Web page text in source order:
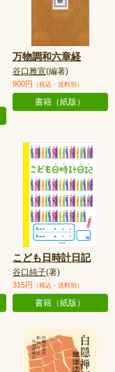
万物調和六章経
谷口雅宣(編著)
900円 （税込・送料別）
書籍（紙版）
こども日時計日記
谷口純子(著)
315円 （税込・送料別）
書籍（紙版）